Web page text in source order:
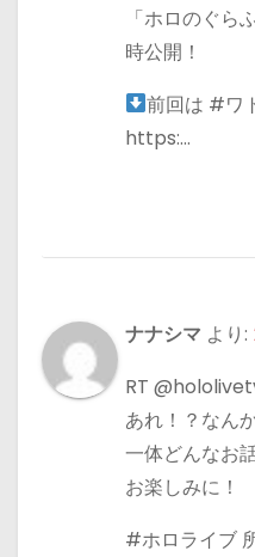
「ホロのぐ
時公開！
前回は #ワ
https:…
ナナシマ より:
RT
あれ！？なん
一体どんなお
お楽しみに！
#ホロライブ